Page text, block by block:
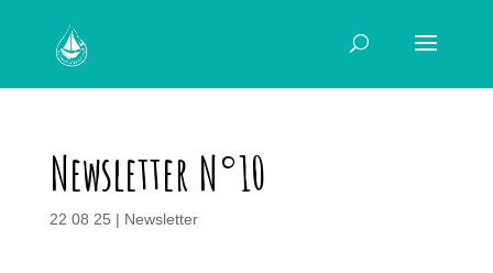
Newsletter N°10
22 08 25 | Newsletter